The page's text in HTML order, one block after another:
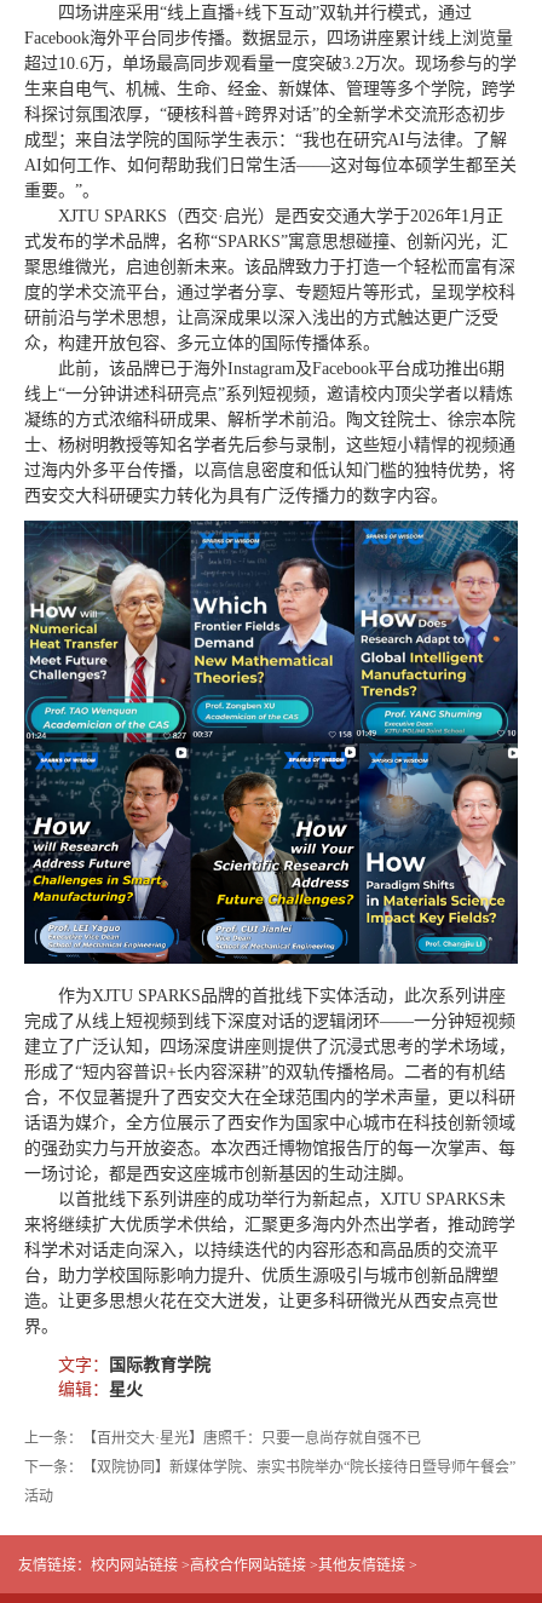
四场讲座采用“线上直播+线下互动”双轨并行模式，通过
Facebook海外平台同步传播。数据显示，四场讲座累计线上浏览量
超过10.6万，单场最高同步观看量一度突破3.2万次。现场参与的学
生来自电气、机械、生命、经金、新媒体、管理等多个学院，跨学
科探讨氛围浓厚，“硬核科普+跨界对话”的全新学术交流形态初步
成型；来自法学院的国际学生表示：“我也在研究AI与法律。了解
AI如何工作、如何帮助我们日常生活——这对每位本硕学生都至关
重要。”。
XJTU SPARKS（西交·启光）是西安交通大学于2026年1月正
式发布的学术品牌，名称“SPARKS”寓意思想碰撞、创新闪光，汇
聚思维微光，启迪创新未来。该品牌致力于打造一个轻松而富有深
度的学术交流平台，通过学者分享、专题短片等形式，呈现学校科
研前沿与学术思想，让高深成果以深入浅出的方式触达更广泛受
众，构建开放包容、多元立体的国际传播体系。
此前，该品牌已于海外Instagram及Facebook平台成功推出6期
线上“一分钟讲述科研亮点”系列短视频，邀请校内顶尖学者以精炼
凝练的方式浓缩科研成果、解析学术前沿。陶文铨院士、徐宗本院
士、杨树明教授等知名学者先后参与录制，这些短小精悍的视频通
过海内外多平台传播，以高信息密度和低认知门槛的独特优势，将
西安交大科研硬实力转化为具有广泛传播力的数字内容。
作为XJTU SPARKS品牌的首批线下实体活动，此次系列讲座
完成了从线上短视频到线下深度对话的逻辑闭环——一分钟短视频
建立了广泛认知，四场深度讲座则提供了沉浸式思考的学术场域，
形成了“短内容普识+长内容深耕”的双轨传播格局。二者的有机结
合，不仅显著提升了西安交大在全球范围内的学术声量，更以科研
话语为媒介，全方位展示了西安作为国家中心城市在科技创新领域
的强劲实力与开放姿态。本次西迁博物馆报告厅的每一次掌声、每
一场讨论，都是西安这座城市创新基因的生动注脚。
以首批线下系列讲座的成功举行为新起点，XJTU SPARKS未
来将继续扩大优质学术供给，汇聚更多海内外杰出学者，推动跨学
科学术对话走向深入，以持续迭代的内容形态和高品质的交流平
台，助力学校国际影响力提升、优质生源吸引与城市创新品牌塑
造。让更多思想火花在交大迸发，让更多科研微光从西安点亮世
界。
文字：
国际教育学院
编辑： 星火
上一条：【百卅交大·星光】唐照千：只要一息尚存就自强不已
下一条：【双院协同】新媒体学院、崇实书院举办“院长接待日暨导师午餐会”
活动
友情链接： 校内网站链接 >高校合作网站链接 >其他友情链接 >